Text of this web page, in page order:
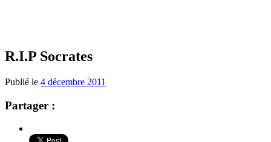
R.I.P Socrates
Publié le 4 décembre 2011
Partager :